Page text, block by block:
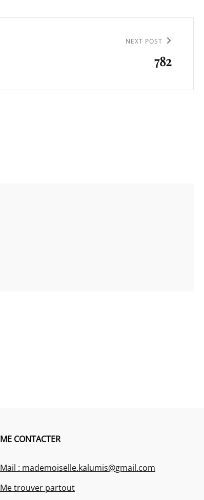
NEXT POST
782
ME CONTACTER
Mail : mademoiselle.kalumis@gmail.com
Me trouver partout